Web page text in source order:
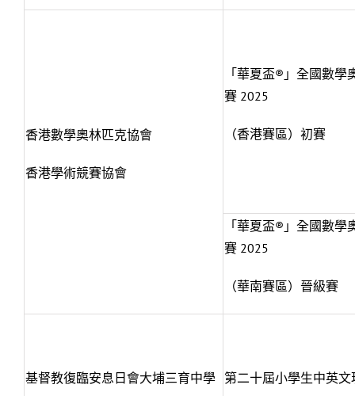
香港數學奧林匹克協會
香港學術競賽協會
「華夏盃®」全國數學
賽 2025
（香港賽區）初賽
「華夏盃®」全國數學
賽 2025
（華南賽區）晉級賽
基督教復臨安息日會大埔三育中學 第二十屆小學生中英